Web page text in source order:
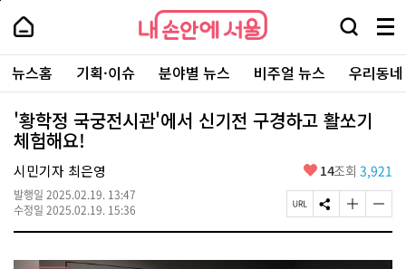
본
로
가
내
손
안
에
서
울
-
서
울
시
대
표
소
통
포
내
손
에
울
검
창
열
기
메
뉴
전
체
보
주
요
서
뉴스홈 기획·이슈 분야별 뉴스 비주얼 뉴스 우리동
'황학정 국궁전시관'에서 신기전 구경하고 활쏘기
체험해요!
시민기자 최은영
발행일 2025.02.19. 13:47
수정일 2025.02.19. 15:36
좋
요
14조회 3,921
페
이
U
S
N
공
글
자
기
글
자
기
페
상
단
로